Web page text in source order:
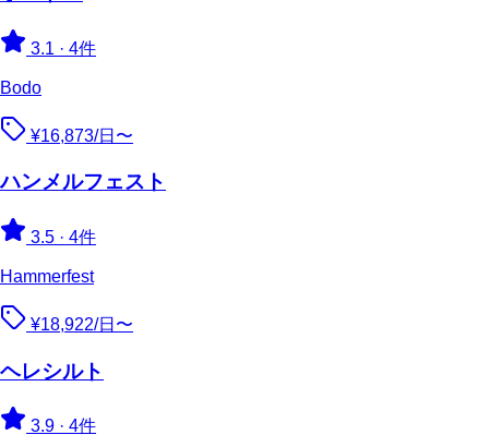
3.1 · 4件
Bodo
¥16,873/日〜
ハンメルフェスト
3.5 · 4件
Hammerfest
¥18,922/日〜
ヘレシルト
3.9 · 4件